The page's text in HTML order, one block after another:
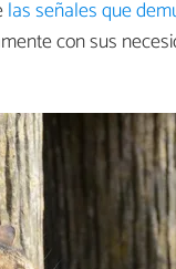
las señales que
con sus